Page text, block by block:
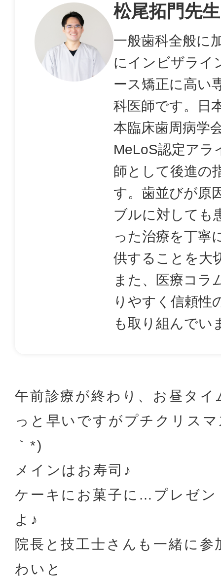
松尾拓門先生
一般歯科全般に
にインビザライ
ース矯正に高い
科医師です。日
本臨床歯周病学
MeLoS認定アラ
師として後進の
す。歯並びが原
ブルに対しても
った治療を丁寧
供することを大
また、医療コラ
りやすく信頼性
も取り組んでい
午前診療が終わり、お昼タ
っと早いですがプチクリス
｀*)
メインはお寿司♪
ケーキにお菓子に…プレゼン
よ♪
院長と技工士さんも一緒に
わいと